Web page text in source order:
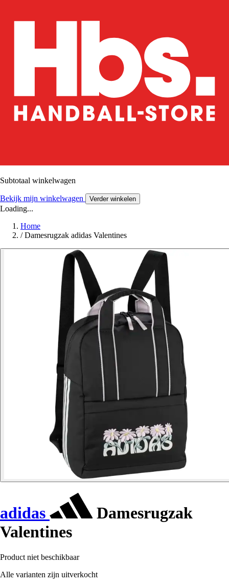
Subtotaal winkelwagen
Bekijk mijn winkelwagen Verder winkelen
Loading...
Home
/ Damesrugzak adidas Valentines
adidas
Damesrugzak
Valentines
Product niet beschikbaar
Alle varianten zijn uitverkocht